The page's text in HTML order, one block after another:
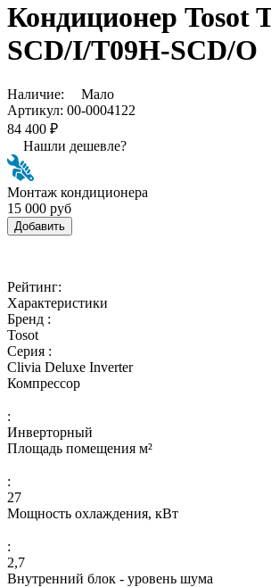
Кондиционер Tosot
SCD/I/T09H-SCD/O
Наличие:
Мало
Артикул: 00-0004122
84 400 ₽
Нашли дешевле?
Монтаж кондиционера
15 000 руб
Добавить
Рейтинг:
Характеристики
Бренд :
Tosot
Серия :
Clivia Deluxe Inverter
Компрессор
:
Инверторный
Площадь помещения м²
:
27
Мощность охлаждения, кВт
:
2,7
Внутренний блок - уровень шума